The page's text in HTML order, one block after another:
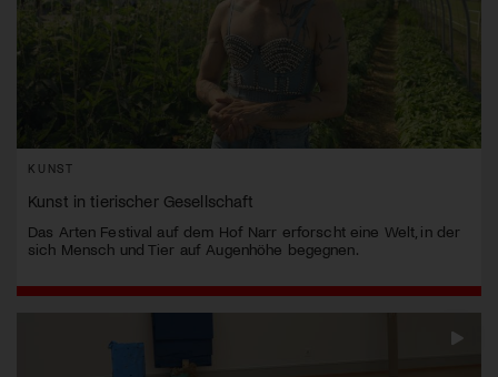
KUNST
Kunst in tierischer Gesellschaft
Das Arten Festival auf dem Hof Narr erforscht eine Welt, in der
sich Mensch und Tier auf Augenhöhe begegnen.